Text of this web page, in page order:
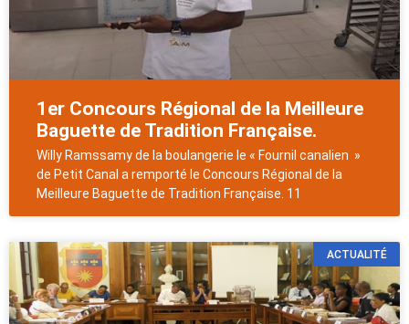
1er Concours Régional de la Meilleure
Baguette de Tradition Française.
Willy Ramssamy de la boulangerie le « Fournil canalien »
de Petit Canal a remporté le Concours Régional de la
Meilleure Baguette de Tradition Française. 11
ACTUALITÉ